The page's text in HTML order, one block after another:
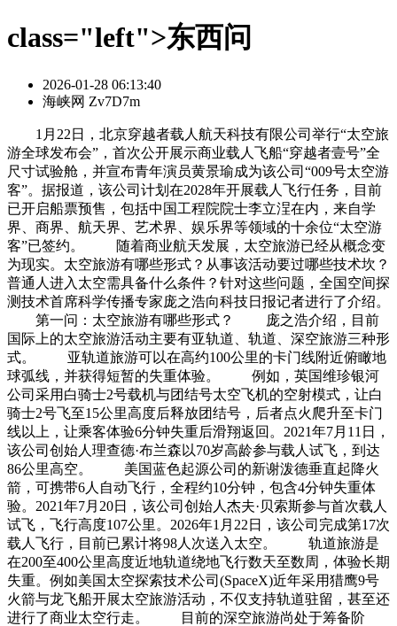
class="left">东西问
2026-01-28 06:13:40
海峡网 Zv7D7m
1月22日，北京穿越者载人航天科技有限公司举行“太空旅
游全球发布会”，首次公开展示商业载人飞船“穿越者壹号”全
尺寸试验舱，并宣布青年演员黄景瑜成为该公司“009号太空游
客”。据报道，该公司计划在2028年开展载人飞行任务，目前
已开启船票预售，包括中国工程院院士李立浧在内，来自学
界、商界、航天界、艺术界、娱乐界等领域的十余位“太空游
客”已签约。 随着商业航天发展，太空旅游已经从概念变
为现实。太空旅游有哪些形式？从事该活动要过哪些技术坎？
普通人进入太空需具备什么条件？针对这些问题，全国空间探
测技术首席科学传播专家庞之浩向科技日报记者进行了介绍。
第一问：太空旅游有哪些形式？ 庞之浩介绍，目前
国际上的太空旅游活动主要有亚轨道、轨道、深空旅游三种形
式。 亚轨道旅游可以在高约100公里的卡门线附近俯瞰地
球弧线，并获得短暂的失重体验。 例如，英国维珍银河
公司采用白骑士2号载机与团结号太空飞机的空射模式，让白
骑士2号飞至15公里高度后释放团结号，后者点火爬升至卡门
线以上，让乘客体验6分钟失重后滑翔返回。2021年7月11日，
该公司创始人理查德·布兰森以70岁高龄参与载人试飞，到达
86公里高空。 美国蓝色起源公司的新谢泼德垂直起降火
箭，可携带6人自动飞行，全程约10分钟，包含4分钟失重体
验。2021年7月20日，该公司创始人杰夫·贝索斯参与首次载人
试飞，飞行高度107公里。2026年1月22日，该公司完成第17次
载人飞行，目前已累计将98人次送入太空。 轨道旅游是
在200至400公里高度近地轨道绕地飞行数天至数周，体验长期
失重。例如美国太空探索技术公司(SpaceX)近年采用猎鹰9号
火箭与龙飞船开展太空旅游活动，不仅支持轨道驻留，甚至还
进行了商业太空行走。 目前的深空旅游尚处于筹备阶